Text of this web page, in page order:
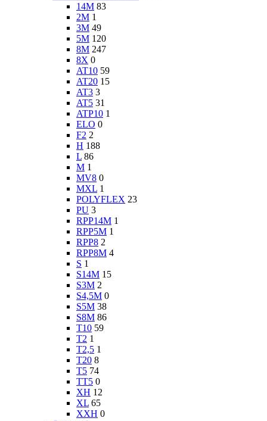
14M 83
2M 1
3M 49
5M 120
8M 247
8X 0
AT10 59
AT20 15
AT3 3
AT5 31
ATP10 1
ELO 0
F2 2
H 188
L 86
M 1
MV8 0
MXL 1
POLYFLEX 23
PU 3
RPP14M 1
RPP5M 1
RPP8 2
RPP8M 4
S 1
S14M 15
S3M 2
S4,5M 0
S5M 38
S8M 86
T10 59
T2 1
T2,5 1
T20 8
T5 74
TT5 0
XH 12
XL 65
XXH 0